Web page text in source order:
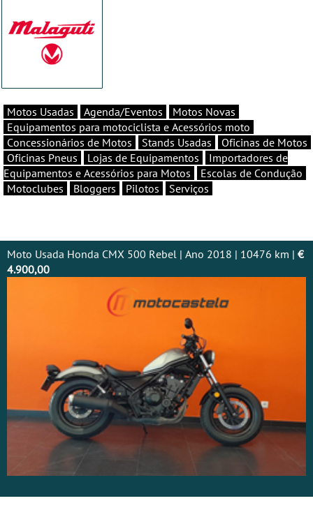
Motos Usadas Agenda/Eventos
Motos Novas
Equipamentos para motociclista e Acessórios moto
Concessionários de Motos
Stands Usadas
Oficinas de Motos
Oficinas Pneus
Lojas de Equipamentos
Importadores de
Equipamentos e Acessórios para Motos
Escolas de Condução
Motoclubes
Bloggers Pilotos Serviços
Moto Usada Honda CMX 500 Rebel | Ano 2018 | 10476 km | €
4.900,00